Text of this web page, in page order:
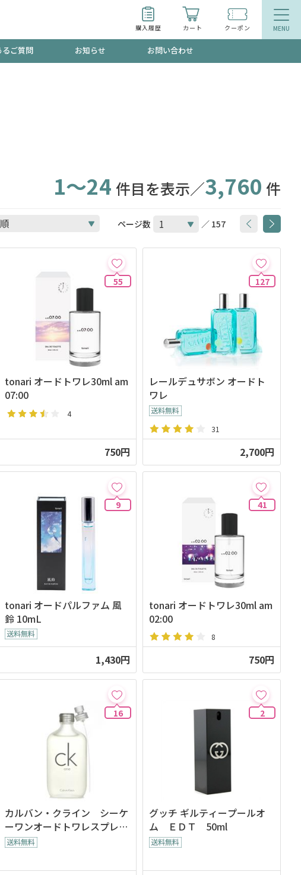
購入履歴 カート クーポン
売れているものが一目でわかるランキング
るご質問 お知らせ お問い合わせ
1～24 件目を表示／3,760 件
ページ数 ／ 157
55
tonari オードトワレ30ml am
07:00
4
750円
127
レールデュサボン オードト
ワレ
31
2,700円
9
tonari オードパルファム 風
鈴 10mL
1,430円
41
tonari オードトワレ30ml am
02:00
8
750円
16
カルバン・クライン シーケ
ーワンオードトワレスプレー
100ml
2
グッチ ギルティープールオ
ム ＥＤＴ 50ml